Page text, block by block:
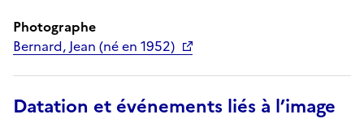
Photographe
Bernard, Jean (né en 1952)
Datation et événements liés à l’image